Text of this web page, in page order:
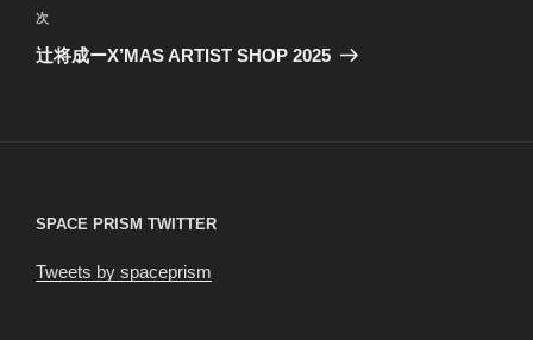
ビ
ゲ
稿
次
の
次
辻将成ーX’MAS ARTIST SHOP 2025
SPACE PRISM TWITTER
Tweets by spaceprism